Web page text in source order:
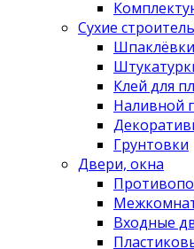
Сухие
Шпаклёвки
Клей для
Наливной
Грунтовки
Двери, окна
Входные